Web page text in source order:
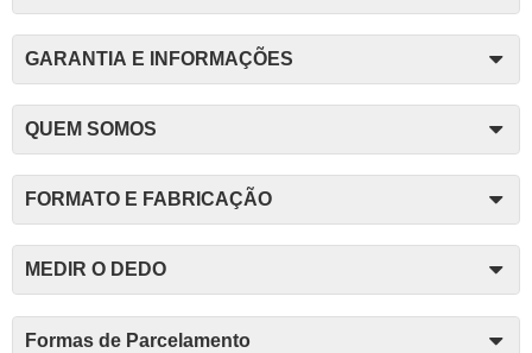
GARANTIA E INFORMAÇÕES
QUEM SOMOS
FORMATO E FABRICAÇÃO
MEDIR O DEDO
Formas de Parcelamento